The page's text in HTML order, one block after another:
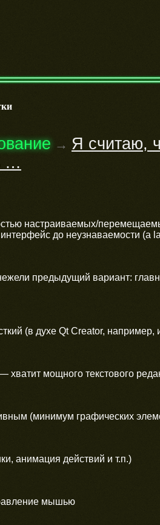
→ Я считаю,
…
настраиваемых/
до неузнаваемости (a
предыдущий вариант:
(в духе Qt Creator,
мощного текстового
(минимум графических
анимация действий и т.п.)
мышью